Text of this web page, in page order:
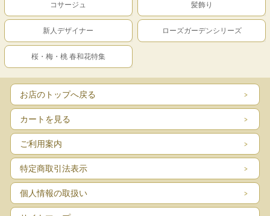
コサージュ 髪飾り
新人デザイナー ローズガーデンシリーズ
桜・梅・桃 春和花特集
お店のトップへ戻る
カートを見る
ご利用案内
特定商取引法表示
個人情報の取扱い